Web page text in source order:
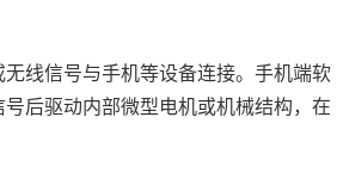
线信号与手机等设备连接。手机端软
后驱动内部微型电机或机械结构，在